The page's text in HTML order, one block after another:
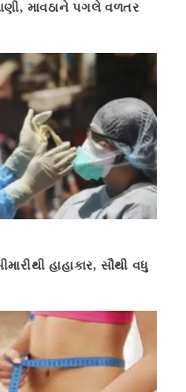
માવઠાને પગલે વળતર
હાહાકાર, સૌથી વધુ